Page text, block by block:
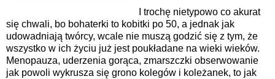
I trochę nietypowo co akurat
się chwali, bo bohaterki to kobitki po 50, a jednak jak
udowadniają twórcy, wcale nie muszą godzić się z tym, że
wszystko w ich życiu już jest poukładane na wieki wieków.
Menopauza, uderzenia gorąca, zmarszczki obserwowanie
jak powoli wykrusza się grono kolegów i koleżanek, to jak